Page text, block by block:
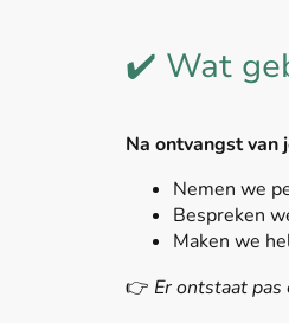
✔️ Wat
Na ontvangst van
Nemen we
Bespreken
Maken we
👉 Er ontstaat